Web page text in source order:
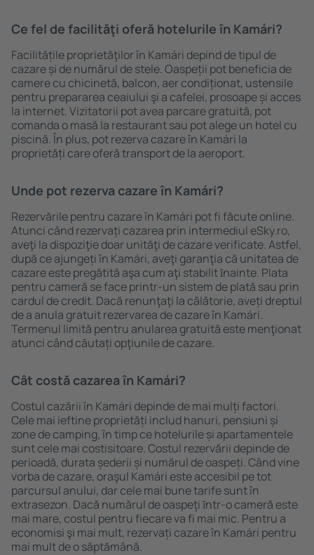
Ce fel de facilităţi oferă hotelurile în Kamári?
Facilitățile proprietăţilor în Kamári depind de tipul de
cazare și de numărul de stele. Oaspeții pot beneficia de
camere cu chicinetă, balcon, aer condiționat, ustensile
pentru prepararea ceaiului şi a cafelei, prosoape și acces
la internet. Vizitatorii pot avea parcare gratuită, pot
comanda o masă la restaurant sau pot alege un hotel cu
piscină. În plus, pot rezerva cazare în Kamári la
proprietăți care oferă transport de la aeroport.
Unde pot rezerva cazare în Kamári?
Rezervările pentru cazare în Kamári pot fi făcute online.
Atunci când rezervați cazarea prin intermediul eSky.ro,
aveţi la dispoziţie doar unităţi de cazare verificate. Astfel,
după ce ajungeți în Kamári, aveţi garanţia că unitatea de
cazare este pregătită aşa cum aţi stabilit ȋnainte. Plata
pentru cameră se face printr-un sistem de plată sau prin
cardul de credit. Dacă renunţaţi la călătorie, aveți dreptul
de a anula gratuit rezervarea de cazare în Kamári.
Termenul limită pentru anularea gratuită este menţionat
atunci când căutați opţiunile de cazare.
Cât costă cazarea în Kamári?
Costul cazării în Kamári depinde de mai mulți factori.
Cele mai ieftine proprietăți includ hanuri, pensiuni și
zone de camping, în timp ce hotelurile și apartamentele
sunt cele mai costisitoare. Costul rezervării depinde de
perioadă, durata șederii și numărul de oaspeți. Când vine
vorba de cazare, oraşul Kamári este accesibil pe tot
parcursul anului, dar cele mai bune tarife sunt în
extrasezon. Dacă numărul de oaspeţi ȋntr-o cameră este
mai mare, costul pentru fiecare va fi mai mic. Pentru a
economisi şi mai mult, rezervați cazare în Kamári pentru
mai mult de o săptămână.